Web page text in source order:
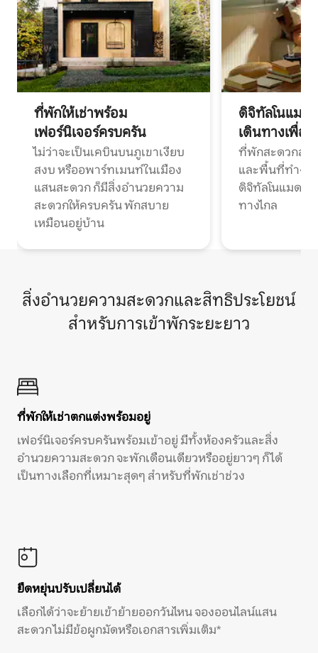
ที่พักให้เช่าพร้อม
เฟอร์นิเจอร์ครบครัน
ไม่ว่าจะเป็นเคบินบนภูเขาเงียบ
สงบ หรืออพาร์ทเมนท์ในเมือง
แสนสะดวก ก็มีสิ่งอำนวยความ
สะดวกให้ครบครัน พักสบาย
เหมือนอยู่บ้าน
ดิจิทัลโนแมด
เดินทางเพื่อ
ที่พักสะดวกสบ
และพื้นที่ทำงา
ดิจิทัลโนแมดแ
ทางไกล
สิ่งอำนวยความสะดวกและสิทธิประโยชน์
สำหรับการเข้าพักระยะยาว
ที่พักให้เช่าตกแต่งพร้อมอยู่
เฟอร์นิเจอร์ครบครันพร้อมเข้าอยู่ มีทั้งห้องครัวและสิ่ง
อำนวยความสะดวก จะพักเดือนเดียวหรืออยู่ยาวๆ ก็ได้
เป็นทางเลือกที่เหมาะสุดๆ สำหรับที่พักเช่าช่วง
ยืดหยุ่นปรับเปลี่ยนได้
เลือกได้ว่าจะย้ายเข้าย้ายออกวันไหน จองออนไลน์แสน
สะดวก ไม่มีข้อผูกมัดหรือเอกสารเพิ่มเติม*